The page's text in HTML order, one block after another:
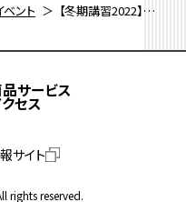
ベント 【冬期講習2022】道志みち〜山伏峠 -ほうとうを美味しく食べる方法-
サービス
セス
サイト
rights reserved.